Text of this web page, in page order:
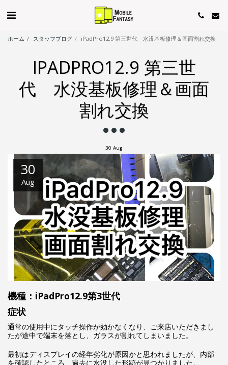
ホーム スタッフブログ iPadPro12.9 第三世代 水没基板修理＆画面割れ交換
IPADPRO12.9 第三世
代 水没基板修理＆画面
割れ交換
30 Aug
30
Aug
機種：iPadPro12.9第3世代
症状
通常の使用中にタッチ操作が効かなくなり、ご来店いただきまし
たが途中で端末を落とし、ガラスが割れてしまいました。
最初はディスプレイの経年劣化が原因かと思われましたが、内部
を確認したところ、過去に水没した形跡が見つかりました。